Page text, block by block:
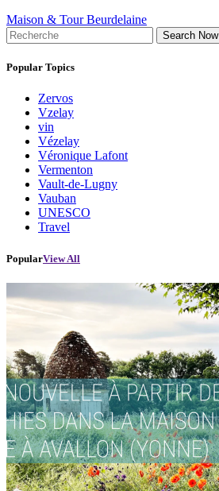
Maison & Tour Beurdelaine
Search Now
Popular Topics
Zervos
Vzelay
vin
Vézelay
Véronique Lafont
Vermenton
Vault-de-Lugny
Vauban
UNESCO
Travel
PopularView All